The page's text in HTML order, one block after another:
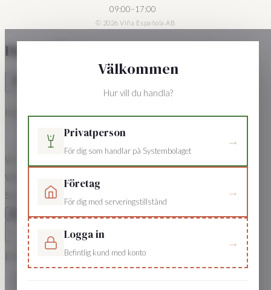
09:00–17:00
© 2026 Viña Española AB
Välkommen
Hur vill du handla?
Privatperson
För dig som handlar på Systembolaget
→
Företag
För dig med serveringstillstånd
→
Logga in
Befintlig kund med konto
→
Din varukorg
Inga produkter i varukorgen.
VE
Viña Española
Spanska viner sedan 1995
Driven av AI • Villkor